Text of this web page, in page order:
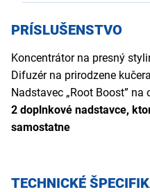
PRÍSLUŠENSTVO
Koncentrátor na presný
Difuzér na prirodzene
Nadstavec „Root Boost”
2 doplnkové nadstavce,
samostatne
TECHNICKÉ